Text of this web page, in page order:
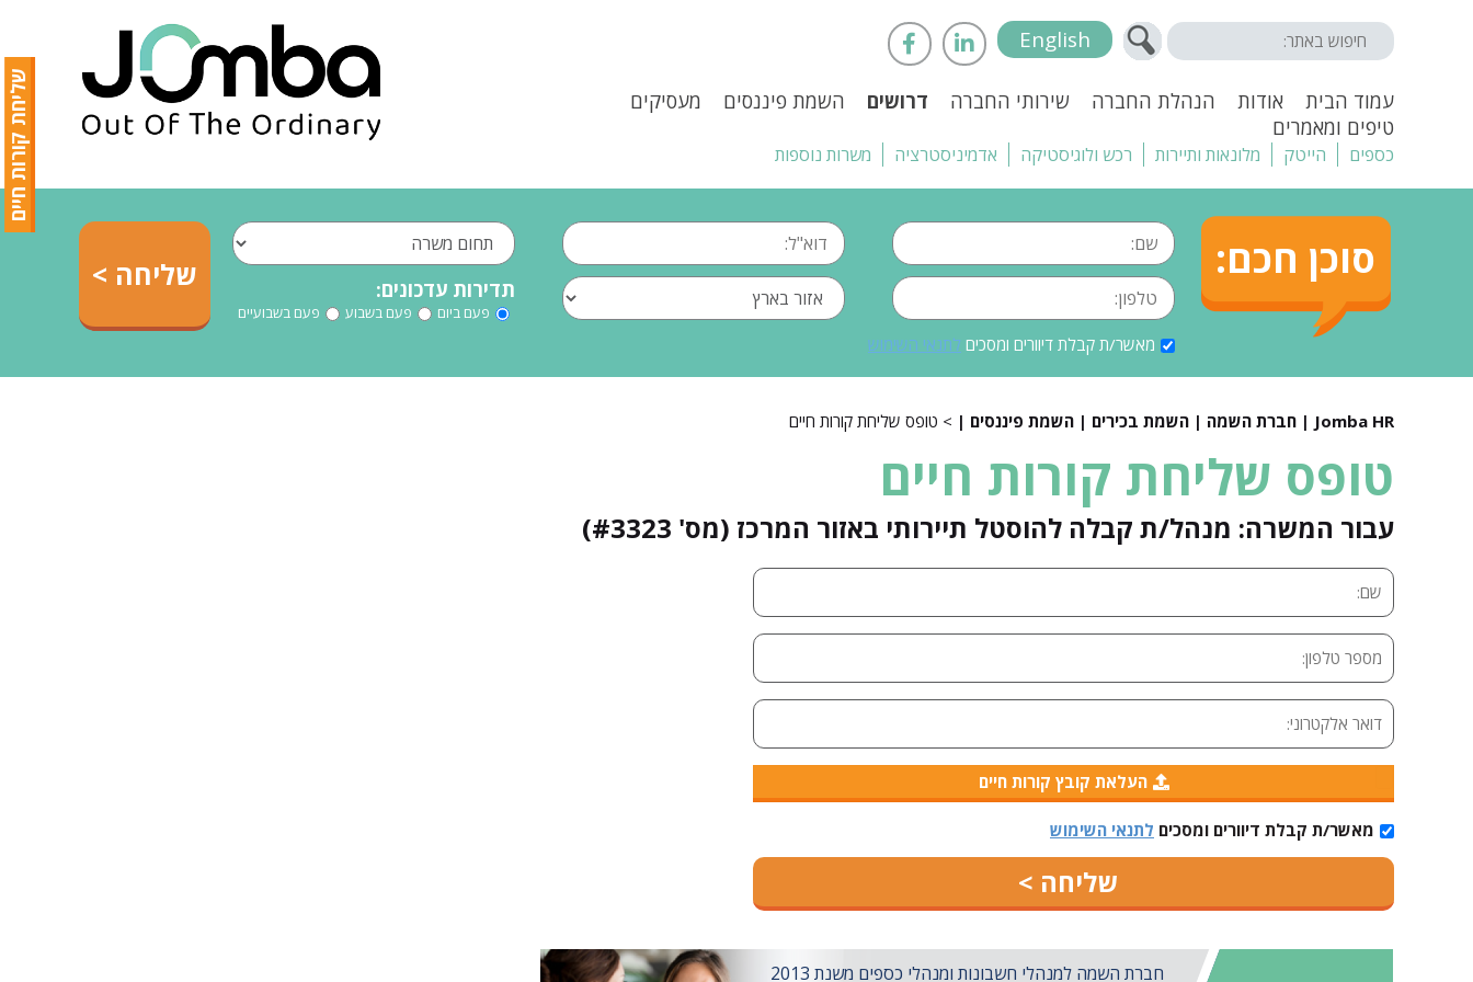
English
עמוד הבית אודות הנהלת החברה שירותי החברה דרושים השמת פיננסים
מעסיקים
טיפים ומאמרים
כספים הייטק מלונאות ותיירות רכש ולוגיסטיקה אדמיניסטרציה משרות נוספות
סוכן חכם:
תדירות עדכונים:
פעם ביום פעם בשבוע פעם בשבועיים
מאשר/ת קבלת דיוורים ומסכים לתנאי השימוש
Jomba HR | חברת השמה | השמת בכירים | השמת פיננסים | > טופס שליחת קורות חיים
טופס שליחת קורות חיים
עבור המשרה: מנהל/ת קבלה להוסטל תיירותי באזור המרכז (מס' #3323)
העלאת קובץ קורות חיים
מאשר/ת קבלת דיוורים ומסכים לתנאי השימוש
חברת השמה למנהלי חשבונות ומנהלי כספים משנת 2013
שליחת קורות חיים